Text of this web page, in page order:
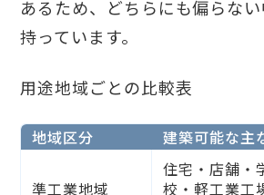
あるため、どちらにも偏らな
持っています。
用途地域ごとの比較表
地域区分 建築可能な主
準工業地域
住宅・店舗・
校・軽工業工